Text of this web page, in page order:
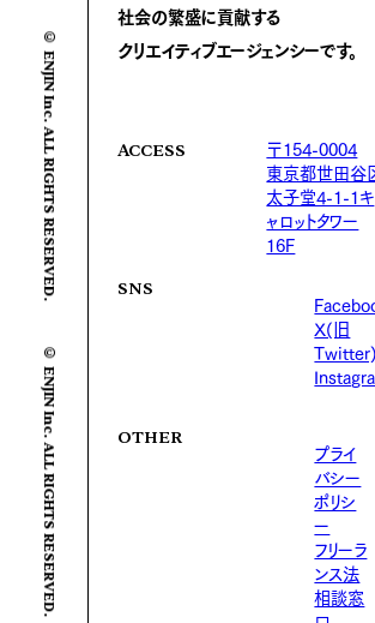
© ENJIN Inc. ALL RIGHTS RESERVED.
© ENJIN Inc. ALL RIGHTS RESERVED.
社会の繁盛に貢献する
クリエイティブエージェンシーです。
ACCESS
〒154-0004
東京都世田谷
太子堂4-1-1キ
ャロットタワー
16F
SNS
X(旧
Twitter)
OTHER
プライ
バシー
ポリシ
ー
フリーラ
ンス法
相談窓